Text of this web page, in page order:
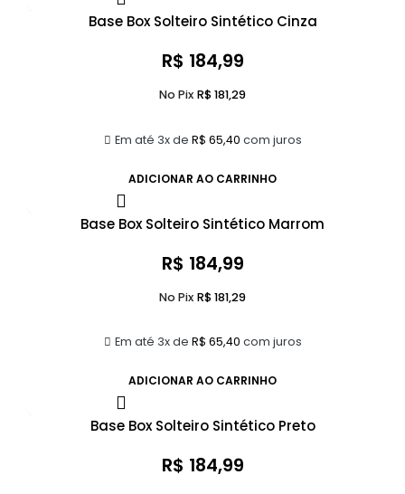
Base Box Solteiro Sintético Cinza
R$ 184,99
Em até 3x de R$ 65,40 com juros
No Pix R$181,29
ADICIONAR AO CARRINHO
Base Box Solteiro Sintético Marrom
R$ 184,99
Em até 3x de R$ 65,40 com juros
No Pix R$181,29
ADICIONAR AO CARRINHO
Base Box Solteiro Sintético Preto
R$ 184,99